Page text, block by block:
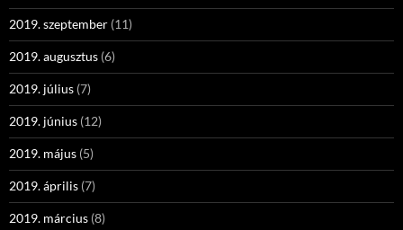
2019. szeptember (11)
2019. augusztus (6)
2019. július (7)
2019. június (12)
2019. május (5)
2019. április (7)
2019. március (8)